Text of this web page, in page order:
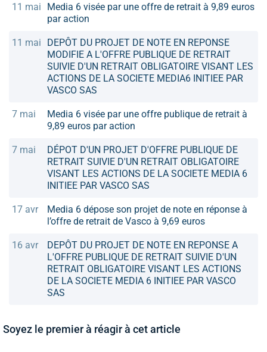
11 mai
Media 6 visée par une offre de retrait à 9,89 euros
par action
11 mai
DEPÔT DU PROJET DE NOTE EN REPONSE
MODIFIE A L'OFFRE PUBLIQUE DE RETRAIT
SUIVIE D'UN RETRAIT OBLIGATOIRE VISANT LES
ACTIONS DE LA SOCIETE MEDIA6 INITIEE PAR
VASCO SAS
7 mai
Media 6 visée par une offre publique de retrait à
9,89 euros par action
7 mai
DÉPOT D'UN PROJET D'OFFRE PUBLIQUE DE
RETRAIT SUIVIE D'UN RETRAIT OBLIGATOIRE
VISANT LES ACTIONS DE LA SOCIETE MEDIA 6
INITIEE PAR VASCO SAS
17 avr
Media 6 dépose son projet de note en réponse à
l’offre de retrait de Vasco à 9,69 euros
16 avr
DEPÔT DU PROJET DE NOTE EN REPONSE A
L'OFFRE PUBLIQUE DE RETRAIT SUIVIE D'UN
RETRAIT OBLIGATOIRE VISANT LES ACTIONS
DE LA SOCIETE MEDIA 6 INITIEE PAR VASCO
SAS
Soyez le premier à réagir à cet article